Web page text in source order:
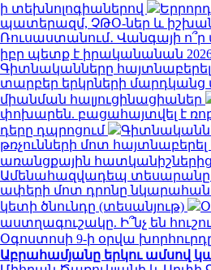
ի տեխնոլոգիաներով
պատերազմ, ՉԹՕ-ներ և
Ռուսաստանում․ Վանգայի ո՞ր
իբր պետք է իրականանան
Գիտնականները հայտնաբերել
տարբեր երկրների մարդկանց
միանման հալյուցինացիաներ
փոխարեն. բացահայտվել է
դերը դպրոցում
թռչունների մոտ հայտնաբերել
առանցքային հատկանիշներից
Ամենահազվադեպ
ափերի մոտ դրոնը
կետի ծնունդը (տեսանյութ)
աստղագուշակը. Ի՞նչ են
Օգոստոսի 9-ի օրվա
Աբրահամյանը երկու ամսով